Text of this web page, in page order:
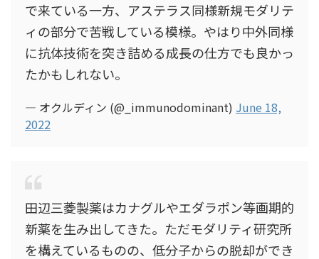
で来ている一方、アステラス同様新規モダリテ
ィの部分で苦戦している模様。やはり中外同様
に抗体技術を突き詰める成長の仕方でも良かっ
たかもしれない。
— オクルディン (@_immunodominant) June 18,
2022
田辺三菱製薬はカナグルやエダラポン等画期的
新薬を生み出してきた。ただモダリティ研究所
を構えているものの、低分子からの脱却ができ